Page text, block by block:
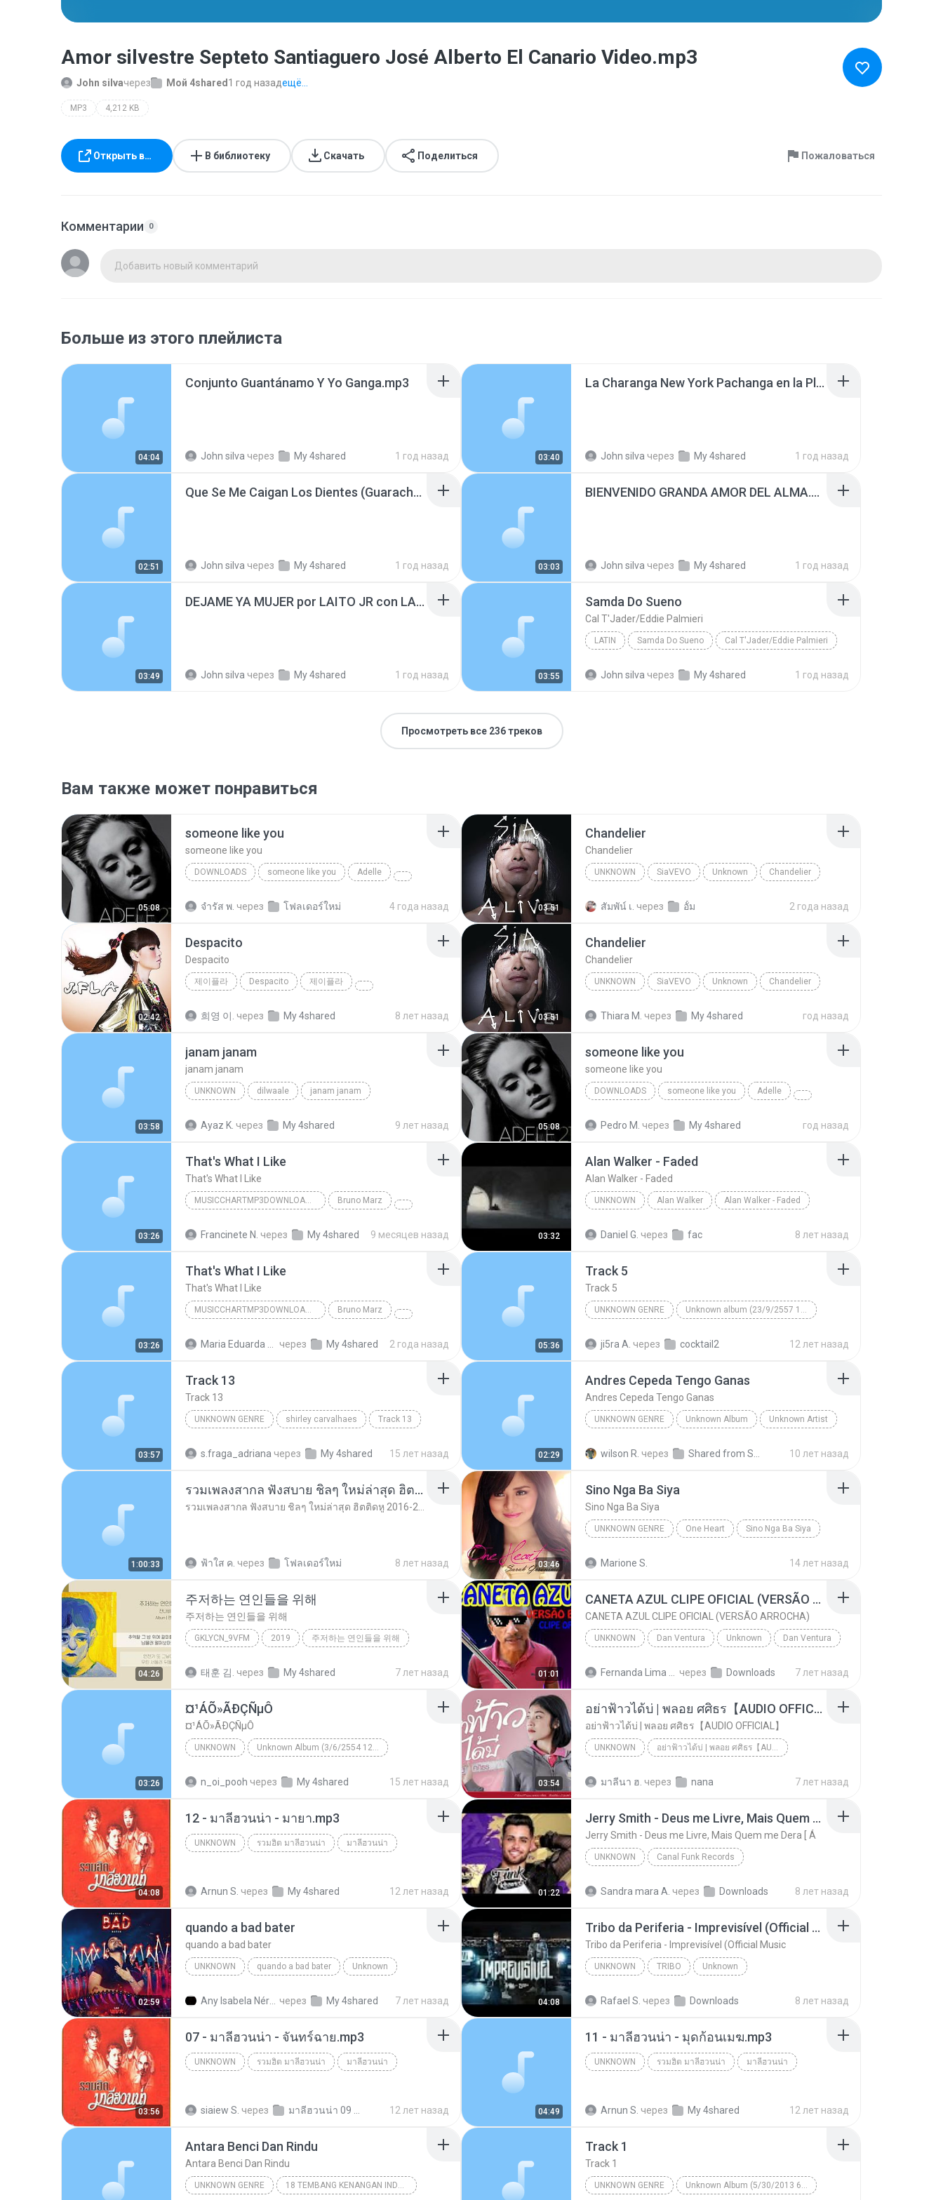
Amor silvestre Septeto Santiaguero José Alberto El Canario Video.mp3
John silvaчерез Мой 4shared 1 год назадещё...
MP3 4,212 KB
Открыть в… В библиотеку Скачать Поделиться Пожаловаться
Комментарии 0
Добавить новый комментарий
Больше из этого плейлиста
04:04
Conjunto Guantánamo Y Yo Ganga.mp3
John silva через My 4shared 1 год назад 03:40
La Charanga New York Pachanga en la Playa.mp3
John silva через My 4shared 1 год назад
02:51
Que Se Me Caigan Los Dientes (Guaracha) Felipe Rodriguez 1938 aaaa.mp3
John silva через My 4shared 1 год назад 03:03
BIENVENIDO GRANDA AMOR DEL ALMA.mp3
John silva через My 4shared 1 год назад
03:49
DEJAME YA MUJER por LAITO JR con LA SONORA SONORA Salsa Premium.mp3
John silva через My 4shared 1 год назад 03:55
Samda Do Sueno
Cal T'Jader/Eddie Palmieri
LATIN Samda Do Sueno Cal T'Jader/Eddie Palmieri
John silva через My 4shared 1 год назад
Просмотреть все 236 треков
Вам также может понравиться
05:08
someone like you
someone like you
DOWNLOADS someone like you Adelle
จํารัส พ. через โฟลเดอร์ใหม่ 4 года назад 03:51
Chandelier
Chandelier
UNKNOWN SiaVEVO Unknown Chandelier
สัมพัน์ เ. через อั้ม 2 года назад
02:42
Despacito
Despacito
제이플라 Despacito 제이플라
희영 이. через My 4shared 8 лет назад 03:51
Chandelier
Chandelier
UNKNOWN SiaVEVO Unknown Chandelier
Thiara M. через My 4shared год назад
03:58
janam janam
janam janam
UNKNOWN dilwaale janam janam
Ayaz K. через My 4shared 9 лет назад 05:08
someone like you
someone like you
DOWNLOADS someone like you Adelle
Pedro M. через My 4shared год назад
03:26
That's What I Like
That's What I Like
MUSICCHARTMP3DOWNLOADER Bruno Marz
Francinete N. через My 4shared 9 месяцев назад 03:32
Alan Walker - Faded
Alan Walker - Faded
UNKNOWN Alan Walker Alan Walker - Faded
Daniel G. через fac 8 лет назад
03:26
That's What I Like
That's What I Like
MUSICCHARTMP3DOWNLOADER Bruno Marz
через My 4shared 2 года назад 05:36
Track 5
Track 5
UNKNOWN GENRE Unknown album (23/9/2557 12:59:08)
ji5ra A. через cocktail2 12 лет назад
03:57
Track 13
Track 13
UNKNOWN GENRE shirley carvalhaes Track 13
s.fraga_adriana через My 4shared 15 лет назад 02:29
Andres Cepeda Tengo Ganas
Andres Cepeda Tengo Ganas
UNKNOWN GENRE Unknown Album Unknown Artist
wilson R. через 10 лет назад
1:00:33
รวมเพลงสากล ฟังสบาย ชิลๆ ใหม่ล่าสุด ฮิตติดหู 2016-2017
ฟ้าใส ค. через โฟลเดอร์ใหม่ 8 лет назад 03:46
Sino Nga Ba Siya
Sino Nga Ba Siya
UNKNOWN GENRE One Heart Sino Nga Ba Siya
Marione S. 14 лет назад
04:26
주저하는 연인들을 위해
주저하는 연인들을 위해
GKLYCN_9VFM 2019 주저하는 연인들을 위해
태훈 김. через My 4shared 7 лет назад 01:01
CANETA AZUL CLIPE OFICIAL (VERSÃO ARROCHA)
CANETA AZUL CLIPE OFICIAL (VERSÃO ARROCHA)
UNKNOWN Dan Ventura Unknown Dan Ventura
через Downloads 7 лет назад
03:26
¤¹ÁÕ»ÃÐÇÑµÔ
¤¹ÁÕ»ÃÐÇÑµÔ
UNKNOWN Unknown Album (3/6/2554 12:50:57)
n_oi_pooh через My 4shared 15 лет назад 03:54
อย่าฟ้าวได้บ่ | พลอย ศศิธร【AUDIO OFFICIAL】
อย่าฟ้าวได้บ่ | พลอย ศศิธร【AUDIO OFFICIAL】
UNKNOWN อย่าฟ้าวได้บ่ | พลอย ศศิธร【AUDIO OFFICIAL】
มาลีนา ฮ. через nana 7 лет назад
04:08
12 - มาลีฮวนน่า - มายา.mp3
UNKNOWN รวมฮิต มาลีฮวนน่า มาลีฮวนน่า
Arnun S. через My 4shared 12 лет назад 01:22
Jerry Smith - Deus me Livre, Mais Quem me Dera [ Á
Jerry Smith - Deus me Livre, Mais Quem me Dera [ Á
UNKNOWN Canal Funk Records
Sandra mara A. через Downloads 8 лет назад
02:59
quando a bad bater
quando a bad bater
UNKNOWN quando a bad bater Unknown
через My 4shared 7 лет назад 04:08
Tribo da Periferia - Imprevisível (Official Music
Tribo da Periferia - Imprevisível (Official Music
UNKNOWN TRIBO Unknown
Rafael S. через Downloads 8 лет назад
03:56
07 - มาลีฮวนน่า - จันทร์ฉาย.mp3
UNKNOWN รวมฮิต มาลีฮวนน่า มาลีฮวนน่า
siaiew S. через 12 лет назад 04:49
11 - มาลีฮวนน่า - มุดก้อนเมฆ.mp3
UNKNOWN รวมฮิต มาลีฮวนน่า มาลีฮวนน่า
Arnun S. через My 4shared 12 лет назад
Antara Benci Dan Rindu
Antara Benci Dan Rindu
UNKNOWN GENRE 18 TEMBANG KENANGAN INDONESIA 70-80 VOL.1
Track 1
Track 1
UNKNOWN GENRE Unknown Album (5/30/2013 6:57:02 PM)